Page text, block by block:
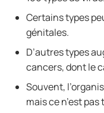
Certains types
génitales.
D’autres types
cancers, dont le
Souvent,
mais ce n’est